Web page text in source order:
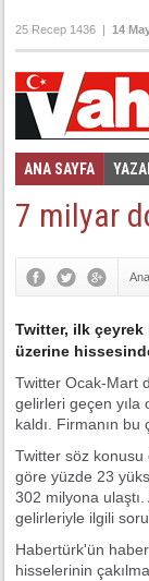
25 Recep 1436 | 14
ANA SAYFA
Foto Galeri Video
7 milyar
Twitter, ilk
üzerine
Twitter Ocak-Mart
gelirleri geçen yıla
kaldı. Firmanın
Twitter söz konusu
göre yüzde 23
302 milyona ulaştı.
gelirleriyle ilgili
Habertürk'ün
hisselerinin